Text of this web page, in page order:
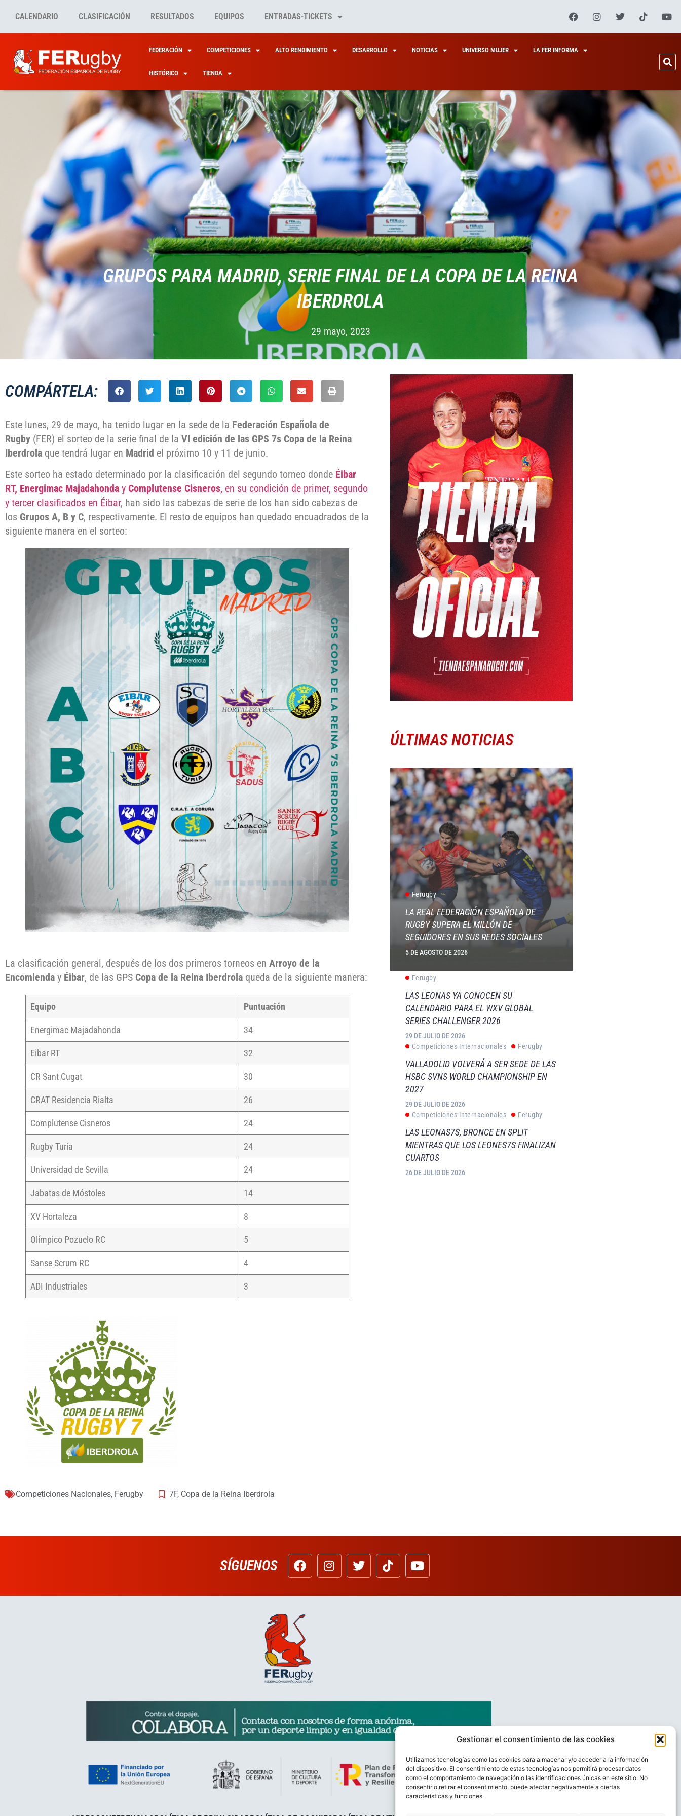
Gestionar el consentimiento de las cookies
Utilizamos tecnologías como las cookies para almacenar y/o acceder a la información
del dispositivo. El consentimiento de estas tecnologías nos permitirá procesar datos
como el comportamiento de navegación o las identificaciones únicas en este sitio. No
consentir o retirar el consentimiento, puede afectar negativamente a ciertas
características y funciones.
CALENDARIO CLASIFICACIÓN RESULTADOS EQUIPOS ENTRADAS-TICKETS
FEDERACIÓN COMPETICIONES ALTO RENDIMIENTO DESARROLLO NOTICIAS UNIVERSO MUJER LA FER INFORMA
HISTÓRICO TIENDA
GRUPOS PARA MADRID, SERIE FINAL DE LA COPA DE LA REINA
IBERDROLA
29 mayo, 2023
COMPÁRTELA:
Este lunes, 29 de mayo, ha tenido lugar en la sede de la Federación Española de
Rugby (FER) el sorteo de la serie final de la VI edición de las GPS 7s Copa de la Reina
Iberdrola que tendrá lugar en Madrid el próximo 10 y 11 de junio.
Este sorteo ha estado determinado por la clasificación del segundo torneo donde Éibar
RT, Energimac Majadahonda y Complutense Cisneros, en su condición de primer, segundo
y tercer clasificados en Éibar, han sido las cabezas de serie de los han sido cabezas de
los Grupos A, B y C, respectivamente. El resto de equipos han quedado encuadrados de la
siguiente manera en el sorteo:
La clasificación general, después de los dos primeros torneos en Arroyo de la
Encomienda y Éibar, de las GPS Copa de la Reina Iberdrola queda de la siguiente manera:
Equipo Puntuación
Energimac Majadahonda 34
Eibar RT 32
CR Sant Cugat 30
CRAT Residencia Rialta 26
Complutense Cisneros 24
Rugby Turia 24
Universidad de Sevilla 24
Jabatas de Móstoles 14
XV Hortaleza 8
Olímpico Pozuelo RC 5
Sanse Scrum RC 4
ADI Industriales 3
Competiciones Nacionales, Ferugby 7F, Copa de la Reina Iberdrola
ÚLTIMAS NOTICIAS
Ferugby
LA REAL FEDERACIÓN ESPAÑOLA DE
RUGBY SUPERA EL MILLÓN DE
SEGUIDORES EN SUS REDES SOCIALES
5 DE AGOSTO DE 2026
Ferugby
LAS LEONAS YA CONOCEN SU
CALENDARIO PARA EL WXV GLOBAL
SERIES CHALLENGER 2026
29 DE JULIO DE 2026
Competiciones Internacionales
Ferugby
VALLADOLID VOLVERÁ A SER SEDE DE LAS
HSBC SVNS WORLD CHAMPIONSHIP EN
2027
29 DE JULIO DE 2026
Competiciones Internacionales
Ferugby
LAS LEONAS7S, BRONCE EN SPLIT
MIENTRAS QUE LOS LEONES7S FINALIZAN
CUARTOS
26 DE JULIO DE 2026
SÍGUENOS